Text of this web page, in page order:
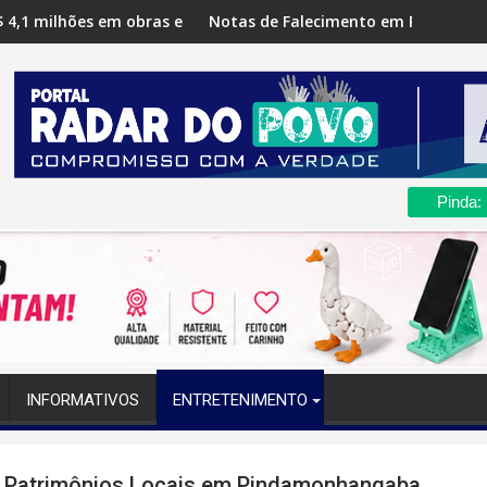
obras e projetos para Saúde, Educação e mobilidade
Notas de Falecimento em Pindamonhangaba
Pinda:
INFORMATIVOS ENTRETENIMENTO